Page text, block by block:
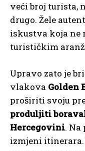
veći broj turista,
drugo. Žele
iskustva koja ne
turističkim
Upravo zato je
vlakova Golden
proširiti svoju
produljiti
Hercegovini.
izmjeni